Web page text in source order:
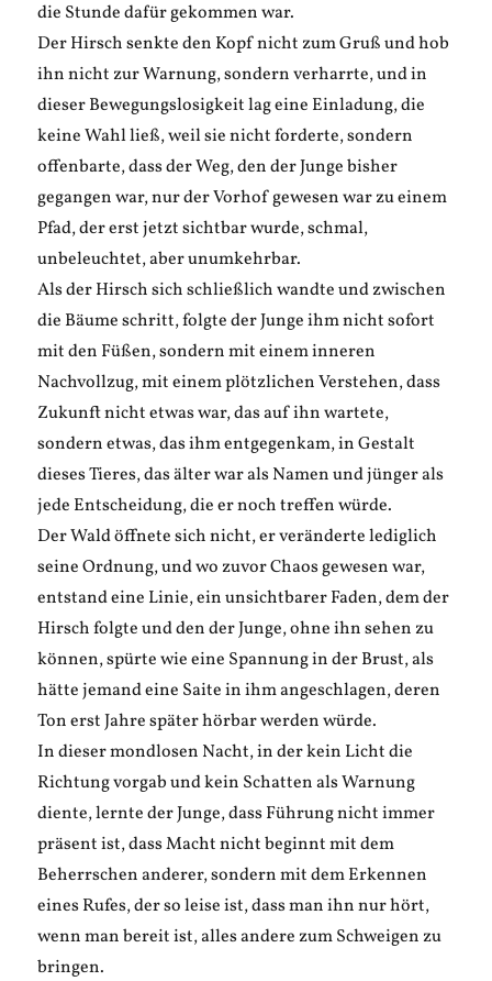
die Stunde dafür gekommen war.
Der Hirsch senkte den Kopf nicht zum Gruß und hob
ihn nicht zur Warnung, sondern verharrte, und in
dieser Bewegungslosigkeit lag eine Einladung, die
keine Wahl ließ, weil sie nicht forderte, sondern
offenbarte, dass der Weg, den der Junge bisher
gegangen war, nur der Vorhof gewesen war zu einem
Pfad, der erst jetzt sichtbar wurde, schmal,
unbeleuchtet, aber unumkehrbar.
Als der Hirsch sich schließlich wandte und zwischen
die Bäume schritt, folgte der Junge ihm nicht sofort
mit den Füßen, sondern mit einem inneren
Nachvollzug, mit einem plötzlichen Verstehen, dass
Zukunft nicht etwas war, das auf ihn wartete,
sondern etwas, das ihm entgegenkam, in Gestalt
dieses Tieres, das älter war als Namen und jünger als
jede Entscheidung, die er noch treffen würde.
Der Wald öffnete sich nicht, er veränderte lediglich
seine Ordnung, und wo zuvor Chaos gewesen war,
entstand eine Linie, ein unsichtbarer Faden, dem der
Hirsch folgte und den der Junge, ohne ihn sehen zu
können, spürte wie eine Spannung in der Brust, als
hätte jemand eine Saite in ihm angeschlagen, deren
Ton erst Jahre später hörbar werden würde.
In dieser mondlosen Nacht, in der kein Licht die
Richtung vorgab und kein Schatten als Warnung
diente, lernte der Junge, dass Führung nicht immer
präsent ist, dass Macht nicht beginnt mit dem
Beherrschen anderer, sondern mit dem Erkennen
eines Rufes, der so leise ist, dass man ihn nur hört,
wenn man bereit ist, alles andere zum Schweigen zu
bringen.